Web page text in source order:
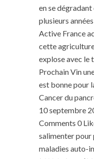
en se
plusieurs
Active France
cette
explose avec le
Prochain Vin
est bonne pour
Cancer du
10 septembre
Comments 0
salimenter pour
maladies auto-